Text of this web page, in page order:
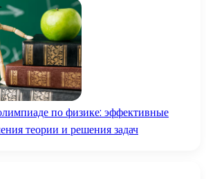
по физике: эффективные
теории и решения задач